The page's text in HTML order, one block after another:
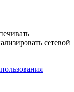
сетевой